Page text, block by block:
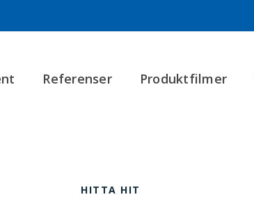
Referenser Produktfilmer
HITTA HIT